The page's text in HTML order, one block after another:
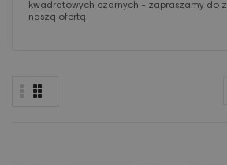
kwadratowych czarnych - zapraszamy do
naszą ofertą.